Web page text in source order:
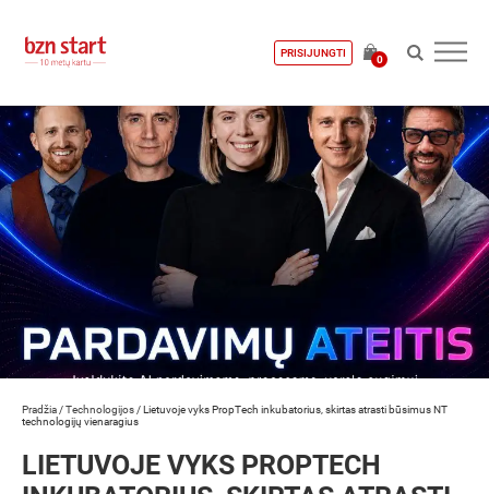
PRISIJUNGTI
0
Pradžia /Technologijos /Lietuvoje vyks PropTech inkubatorius, skirtas atrasti būsimus NT
technologijų vienaragius
LIETUVOJE VYKS PROPTECH